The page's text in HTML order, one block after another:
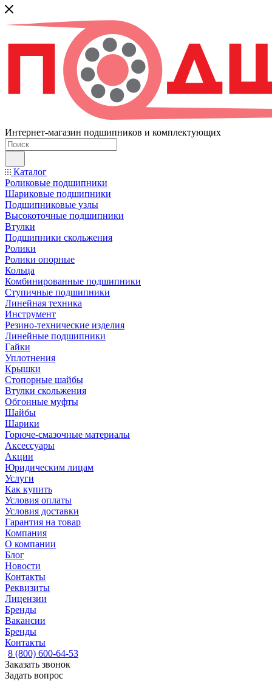
Интернет-магазин подшипников и комплектующих
Каталог
Роликовые подшипники
Шариковые подшипники
Подшипниковые узлы
Высокоточные подшипники
Втулки
Подшипники скольжения
Ролики
Ролики опорные
Кольца
Комбинированные подшипники
Ступичные подшипники
Линейная техника
Инструмент
Резино-технические изделия
Линейные подшипники
Гайки
Уплотнения
Крышки
Стопорные шайбы
Втулки скольжения
Обгонные муфты
Шайбы
Шарики
Горюче-смазочные материалы
Аксессуары
Акции
Юридическим лицам
Услуги
Как купить
Условия оплаты
Условия доставки
Гарантия на товар
Компания
О компании
Блог
Новости
Контакты
Реквизиты
Лицензии
Бренды
Вакансии
Бренды
Контакты
8 (800) 600-64-53
Заказать звонок
Задать вопрос